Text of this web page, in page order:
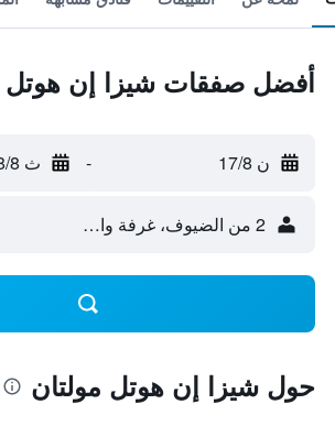
أفضل صفقات شيزا إن هوتل
ن 17/8 - ث 18/8
2 من الضيوف، غرفة واحدة
حول شيزا إن هوتل مولتان